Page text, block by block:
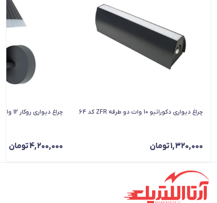
چراغ دیواری دکوراتیو 10 وات دو طرفه ZFR کد 64
1,320,000تومان
چراغ دیواری روکار 12 وات شعاع مدل SH‑2012‑12W
4,200,000تومان